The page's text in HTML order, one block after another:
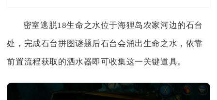
密室逃脱18生命之水位于海狸岛农家河边的石台
处，完成石台拼图谜题后石台会涌出生命之水，依靠
前置流程获取的洒水器即可收集这一关键道具。